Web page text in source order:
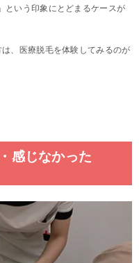
という印象にとどまるケースが
、医療脱毛を体験してみるのが
感じなかった